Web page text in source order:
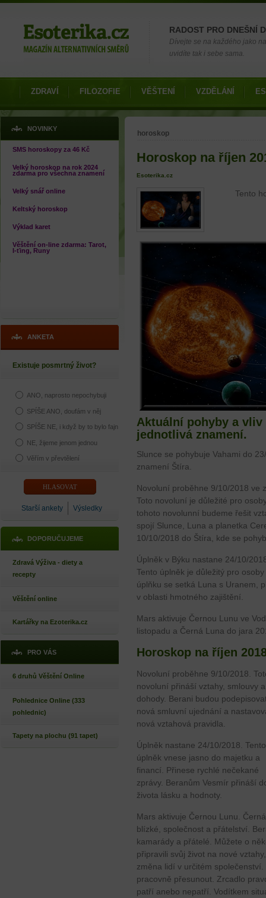
RADOST PRO DNEŠNÍ
Dívejte se na každého jako
uvidíte tak i sebe sama.
ZDRAVÍ FILOZOFIE VĚŠTENÍ VZDĚLÁNÍ
NOVINKY
SMS horoskopy za 46 Kč
Velký horoskop na rok 2024
zdarma pro všechna znamení
Velký snář online
Keltský horoskop
Výklad karet
Věštění on-line zdarma: Tarot,
I-ťing, Runy
ANKETA
Existuje posmrtný život?
ANO, naprosto nepochybuji
SPÍŠE ANO, doufám v něj
SPÍŠE NE, i když by to bylo fajn
NE, žijeme jenom jednou
Věřím v převtělení
Starší ankety Výsledky
DOPORUČUJEME
Zdravá Výživa - diety a
recepty
Věštění online
Kartářky na Ezoterika.cz
PRO VÁS
6 druhů Věštění Online
Pohlednice Online (333
pohlednic)
Tapety na plochu (91 tapet)
Jste zde
horoskop
Horoskop na říjen
Esoterika.cz
Tento
Aktuální pohyby a
jednotlivá znamení.
Slunce se pohybuje Vahami do
znamení Štíra.
Novoluní proběhne 9/10/2018 ve
Toto novoluní je důležité pro
tohoto novolunní budeme řešit
spojí Slunce, Luna a planetka
10/10/2018 do Štíra, kde se
Úplněk v Býku nastane 24/10/
Tento úplněk je důležitý pro
úplňku se setká Luna s Uranem,
v oblasti hmotného zajištění.
Mars aktivuje Černou Lunu ve
listopadu a Černá Luna do jara
Horoskop na říjen
Novoluní proběhne 9/10/2018.
novoluní přináší vztahy, smlouvy a
dohody. Berani budou
nová smluvní ujednání a
nová vztahová pravidla.
Úplněk nastane 24/10/2018. Tento
úplněk vnese jasno do majetku a
financí. Přinese rychlé nečekané
zprávy. Beranům Vesmír přináší
života lásku a hodnoty.
Mars aktivuje Černou Lunu.
blízké, společnost a přátelství.
kamarády a přátelé. Můžete o
připravili svůj život na nové
změna lidí v určitém
pracovně přesunout. Zrcadlo
patří anebo nepatří. Vodítkem